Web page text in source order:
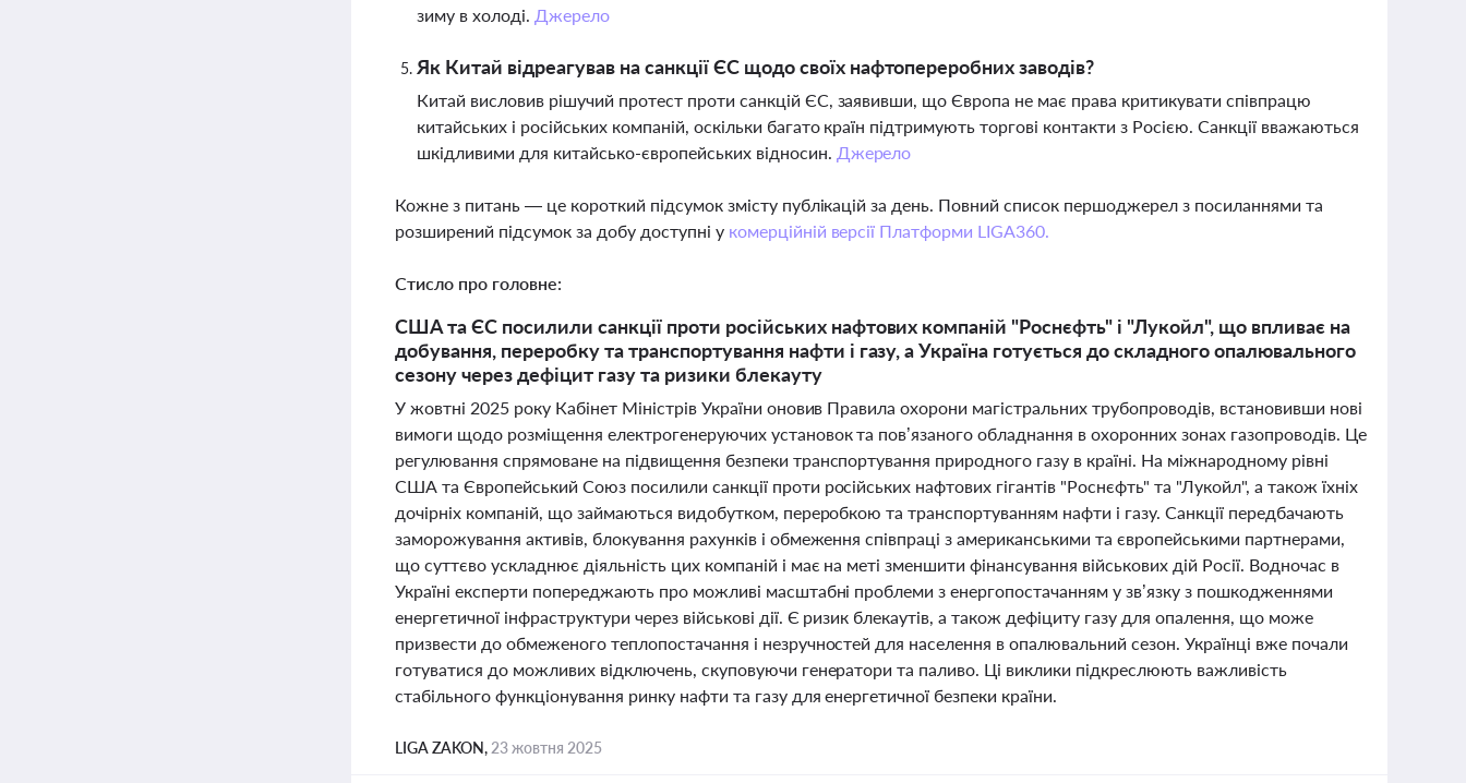
зиму в холоді. Джерело
Як Китай відреагував на санкції ЄС щодо своїх нафтопереробних заводів?
Китай висловив рішучий протест проти санкцій ЄС, заявивши, що Європа не має права критикувати співпрацю
китайських і російських компаній, оскільки багато країн підтримують торгові контакти з Росією. Санкції вважаються
шкідливими для китайсько-європейських відносин. Джерело
Кожне з питань — це короткий підсумок змісту публікацій за день. Повний список першоджерел з посиланнями та
розширений підсумок за добу доступні у комерційній версії Платформи LIGA360.
Стисло про головне:
США та ЄС посилили санкції проти російських нафтових компаній "Роснєфть" і "Лукойл", що впливає на
добування, переробку та транспортування нафти і газу, а Україна готується до складного опалювального
сезону через дефіцит газу та ризики блекауту
У жовтні 2025 року Кабінет Міністрів України оновив Правила охорони магістральних трубопроводів, встановивши нові
вимоги щодо розміщення електрогенеруючих установок та пов’язаного обладнання в охоронних зонах газопроводів. Це
регулювання спрямоване на підвищення безпеки транспортування природного газу в країні. На міжнародному рівні
США та Європейський Союз посилили санкції проти російських нафтових гігантів "Роснєфть" та "Лукойл", а також їхніх
дочірніх компаній, що займаються видобутком, переробкою та транспортуванням нафти і газу. Санкції передбачають
заморожування активів, блокування рахунків і обмеження співпраці з американськими та європейськими партнерами,
що суттєво ускладнює діяльність цих компаній і має на меті зменшити фінансування військових дій Росії. Водночас в
Україні експерти попереджають про можливі масштабні проблеми з енергопостачанням у зв’язку з пошкодженнями
енергетичної інфраструктури через військові дії. Є ризик блекаутів, а також дефіциту газу для опалення, що може
призвести до обмеженого теплопостачання і незручностей для населення в опалювальний сезон. Українці вже почали
готуватися до можливих відключень, скуповуючи генератори та паливо. Ці виклики підкреслюють важливість
стабільного функціонування ринку нафти та газу для енергетичної безпеки країни.
LIGA ZAKON, 23 жовтня 2025